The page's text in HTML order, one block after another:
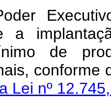
Executivo
a
de
Lei nº